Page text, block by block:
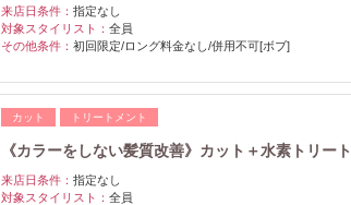
来店日条件： 指定なし
対象スタイリスト： 全員
その他条件： 初回限定/ロング料金なし/併用不可[ボブ]
カット トリートメント
《カラーをしない髪質改善》カット＋水素トリ
来店日条件： 指定なし
対象スタイリスト： 全員